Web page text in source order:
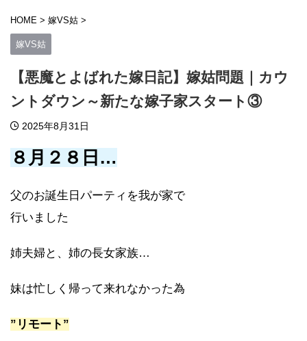
HOME > 嫁VS姑 >
嫁VS姑
【悪魔とよばれた嫁日記】嫁姑問題｜カウ
ントダウン～新たな嫁子家スタート③
2025年8月31日
８月２８日…
父のお誕生日パーティを我が家で
行いました
姉夫婦と、姉の長女家族…
妹は忙しく帰って来れなかった為
”リモート”